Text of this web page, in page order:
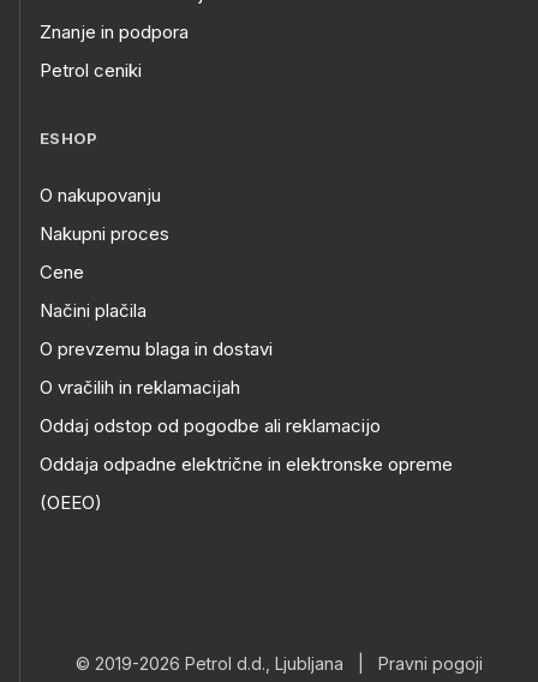
Znanje in podpora
Petrol ceniki
ESHOP
O nakupovanju
Nakupni proces
Cene
Načini plačila
O prevzemu blaga in dostavi
O vračilih in reklamacijah
Oddaj odstop od pogodbe ali reklamacijo
Oddaja odpadne električne in elektronske opreme
(OEEO)
© 2019-2026 Petrol d.d., Ljubljana Pravni pogoji